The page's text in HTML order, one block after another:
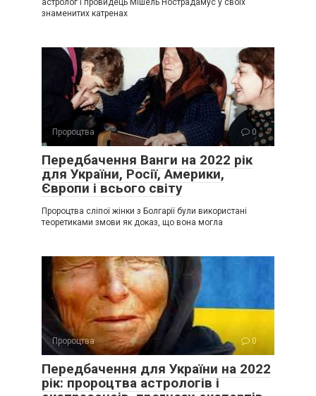
астролог і провидець Мішель Нострадамус у своїх
знаменитих катренах
Пророцтва 0
Передбачення Ванги на 2022 рік
для України, Росії, Америки,
Європи і всього світу
Пророцтва сліпої жінки з Болгарії були використані
теоретиками змови як доказ, що вона могла
Пророцтва 0
Передбачення для України на 2022
рік: пророцтва астрологів і